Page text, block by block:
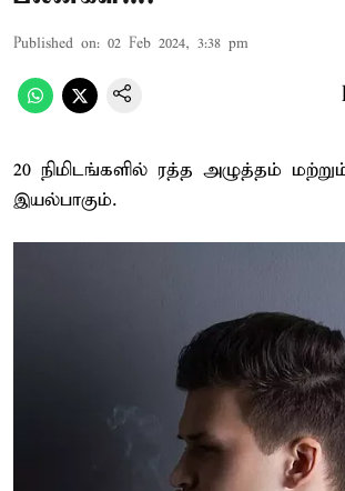
Published on: 02 Feb 2024, 3:38 pm
20 நிமிடங்களில் ரத்த அழுத்தம் மற்றும்
இயல்பாகும்.